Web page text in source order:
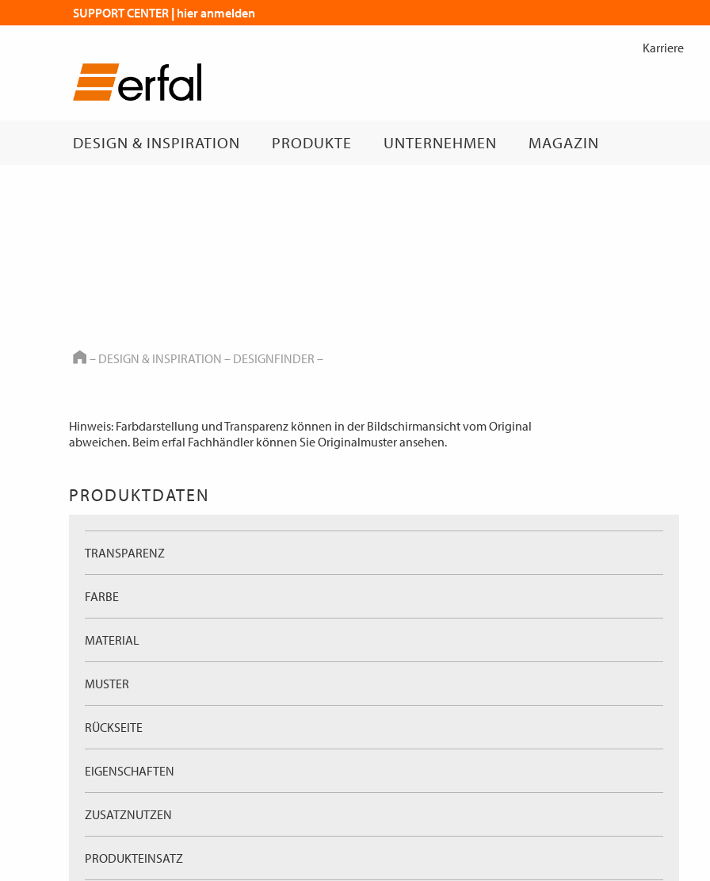
Inhalt
DESIGN & INSPIRATION PRODUKTE UNTERNEHMEN MAGAZIN
Karriere
SUPPORT CENTER | hier anmelden
HOME
– DESIGN & INSPIRATION – DESIGNFINDER –
Hinweis: Farbdarstellung und Transparenz können in der Bildschirmansicht vom Original
abweichen. Beim erfal Fachhändler können Sie Originalmuster ansehen.
PRODUKTDATEN
TRANSPARENZ
FARBE
MATERIAL
MUSTER
RÜCKSEITE
EIGENSCHAFTEN
ZUSATZNUTZEN
PRODUKTEINSATZ